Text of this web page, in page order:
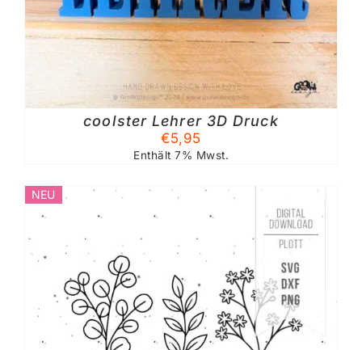
coolster Lehrer 3D Druck
€5,95
Enthält 7% Mwst.
NEU